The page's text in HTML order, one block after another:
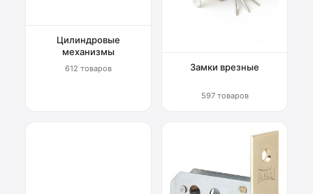
Цилиндровые
механизмы
612 товаров Замки врезные
597 товаров